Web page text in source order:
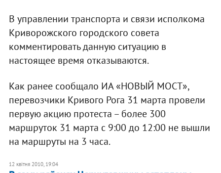
В управлении транспорта и связи исполкома
Криворожского городского совета
комментировать данную ситуацию в
настоящее время отказываются.
Как ранее сообщало ИА «НОВЫЙ МОСТ»,
перевозчики Кривого Рога 31 марта провели
первую акцию протеста – более 300
маршруток 31 марта с 9:00 до 12:00 не вышли
на маршруты на 3 часа.
12 квітня 2010, 19:04